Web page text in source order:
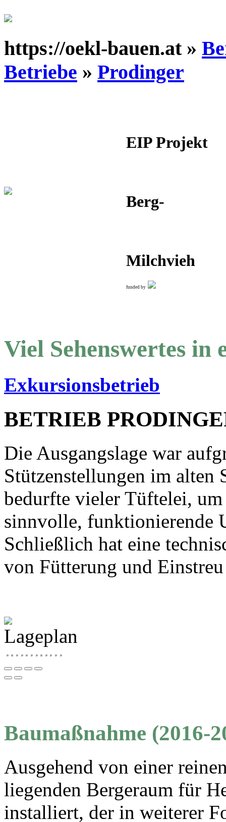
https://oekl-bauen.at »
Betriebe » Prodinger
EIP Projekt
Berg-
Milchvieh
funded by
Viel Sehenswertes in
Exkursionsbetrieb
BETRIEB
Die Ausgangslage war
Stützenstellungen im alten
bedurfte vieler Tüftelei,
sinnvolle, funktionierende
Schließlich hat eine
von Fütterung und
Tretmiststall
einfaches
mit
Tretmist
Tretmistfläche
Laufhof
Verbindung
zum
Laufhof
Tretmist
Heuabwurf
den
Futtertisch
quer
Liegeboxen
Fressgang
Heckschieber
Rundbogenhalle
Düngerstätte
Baumaßnahme (2016-
Ausgehend von einer
liegenden Bergeraum für
installiert, der in weiterer